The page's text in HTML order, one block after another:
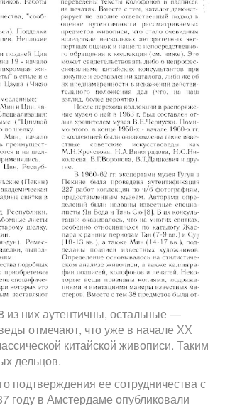
из них аутентичны, остальные —
отмечают, что уже в начале ХХ
китайской живописи. Таким
дельцов.
подтверждения ее сотрудничества с
году в Амстердаме опубликовали